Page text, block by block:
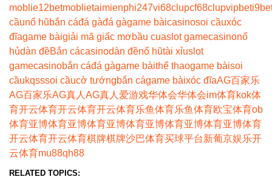
moblie12betmoblietaimienphi247vi68clupcf68clupvipbet
cầunổ hũbắn cáđá gàđá gàgame bàicasinosoi cầuxóc
đĩagame bàigiải mã giấc mơbầu cuaslot gamecasinonổ
hủdàn đềBắn cácasinodàn đềnổ hũtài xỉuslot
gamecasinobắn cáđá gàgame bàithể thaogame bàisoi
cầukqsssoi cầucờ tướngbắn cágame bàixóc đĩaAG百家乐
AG百家乐AG真人 AG真人 爱游戏华体会华体会im体育kok体
育开云体育开云体育开云体育乐鱼体育乐鱼体育欧宝体育ob
体育亚博体育亚博体育亚博体育亚博体育亚博体育亚博体育
开云体育开云体育棋牌棋牌沙巴体育买球平台新葡京娱乐开
云体育mu88qh88
RELATED TOPICS: